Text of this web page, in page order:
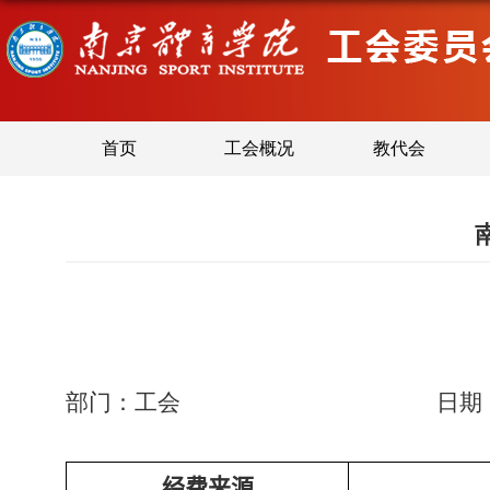
首页 工会概况 教代会
部门：工会 日期